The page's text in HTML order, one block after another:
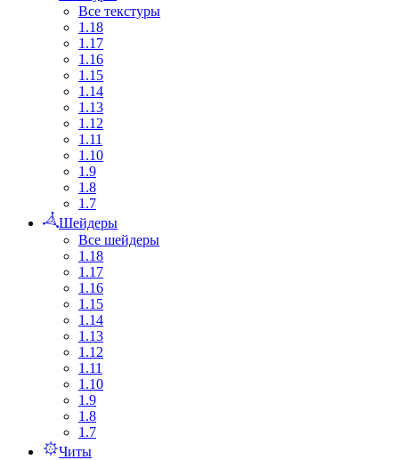
Все текстуры
1.18
1.17
1.16
1.15
1.14
1.13
1.12
1.11
1.10
1.9
1.8
1.7
Шейдеры
Все шейдеры
1.18
1.17
1.16
1.15
1.14
1.13
1.12
1.11
1.10
1.9
1.8
1.7
Читы